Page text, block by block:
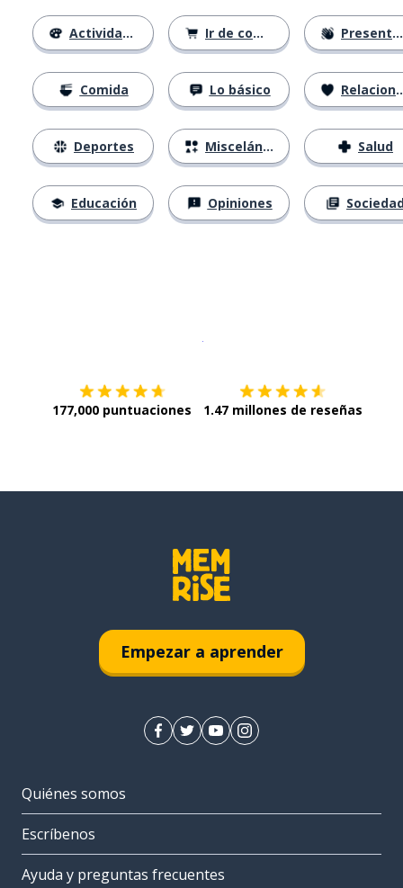
Actividades
Comida
Deportes
Educación
Ir de compras
Lo básico
Misceláneo
Opiniones
Presentándose
Relaciones
Salud
177,000 puntuaciones 1.47 millones de reseñas
Empezar a aprender
Quiénes somos
Escríbenos
Ayuda y preguntas frecuentes